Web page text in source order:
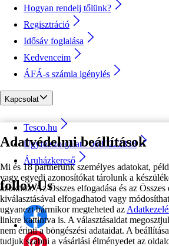
Adatvédelmi beállítások
Mi és 18 partnerünk személyes adatokat,
vagy egyedi azonosítókat tárolunk a
azokhoz. Az Összes elfogadása és az
kiválasztásával elfogadhatod vagy
ugyanezt bármikor megteheted az
linkre kattintva is. A választásaidat
nem érinti a böngészési adataidat. A
tudjuk szabni a vásárlási élményedet az
Hogyan rendelj tőlünk?
Regisztráció
Idősáv foglalása
Kedvenceim
ÁFÁ-s számla igénylés
Kapcsolat
Tesco.hu
Ügyfélszolgálat - 0680222333
Áruházkereső
followUs